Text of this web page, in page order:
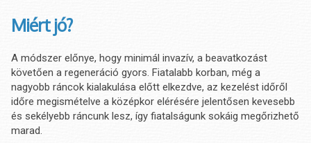
Miért jó?
A módszer előnye, hogy minimál invazív, a beavatkozást
követően a regeneráció gyors. Fiatalabb korban, még a
nagyobb ráncok kialakulása előtt elkezdve, az kezelést időről
időre megismételve a középkor elérésére jelentősen kevesebb
és sekélyebb ráncunk lesz, így fiatalságunk sokáig megőrizhető
marad.